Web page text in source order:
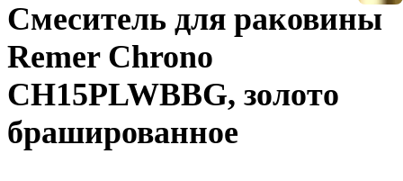
Смеситель для раковины
Remer Chrono
CH15PLWBBG, золото
брашированное